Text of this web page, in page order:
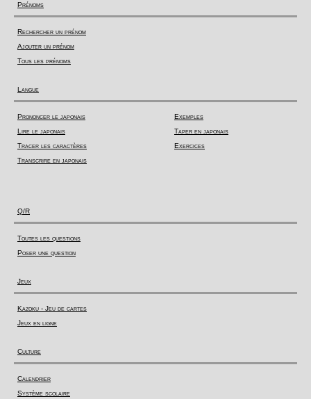
Prénoms
Rechercher un prénom
Ajouter un prénom
Tous les prénoms
Langue
Prononcer le japonais
Lire le japonais
Tracer les caractères
Transcrire en japonais
Exemples
Taper en japonais
Exercices
Q/R
Toutes les questions
Poser une question
Jeux
Kazoku - Jeu de cartes
Jeux en ligne
Culture
Calendrier
Système scolaire